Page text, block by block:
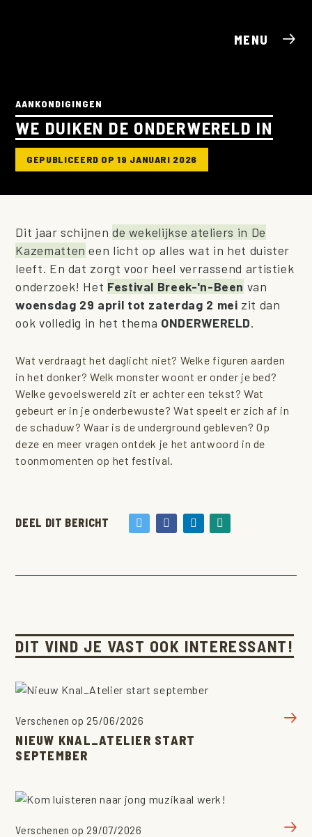
MENU
AANKONDIGINGEN
WE DUIKEN DE ONDERWERELD IN
GEPUBLICEERD OP 19 JANUARI 2026
Dit jaar schijnen de wekelijkse ateliers in De
Kazematten een licht op alles wat in het duister
leeft. En dat zorgt voor heel verrassend artistiek
onderzoek! Het Festival Breek-'n-Been van
woensdag 29 april tot zaterdag 2 mei zit dan
ook volledig in het thema ONDERWERELD.
Wat verdraagt het daglicht niet? Welke figuren aarden
in het donker? Welk monster woont er onder je bed?
Welke gevoelswereld zit er achter een tekst? Wat
gebeurt er in je onderbewuste? Wat speelt er zich af in
de schaduw? Waar is de underground gebleven? Op
deze en meer vragen ontdek je het antwoord in de
toonmomenten op het festival.
DEEL DIT BERICHT
DIT VIND JE VAST OOK INTERESSANT!
Verschenen op 25/06/2026
NIEUW KNAL_ATELIER START
SEPTEMBER
Verschenen op 29/07/2026